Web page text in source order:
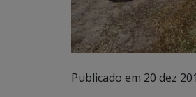
Publicado em 20 dez